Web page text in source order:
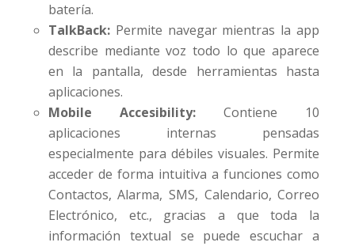
batería.
TalkBack:Permite navegar mientras la app
describe mediante voz todo lo que aparece
en la pantalla, desde herramientas hasta
aplicaciones.
Mobile Accesibility:Contiene 10
aplicaciones internas pensadas
especialmente para débiles visuales. Permite
acceder de forma intuitiva a funciones como
Contactos, Alarma, SMS, Calendario, Correo
Electrónico, etc., gracias a que toda la
información textual se puede escuchar a